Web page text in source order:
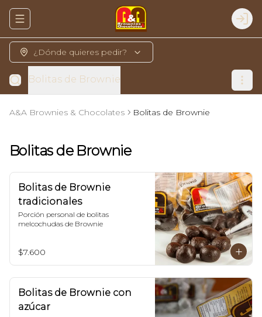
Abrir menu de navegación
¿Dónde quieres pedir?
Bolitas de Brownie
A&A Brownies & Chocolates Bolitas de Brownie
Bolitas de Brownie
Bolitas de Brownie
tradicionales
Porción personal de bolitas
melcochudas de Brownie
$7.600
Bolitas de Brownie con
azúcar